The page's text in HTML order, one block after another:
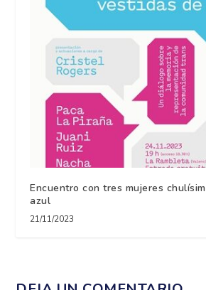
Encuentro con tres mujeres
azul
21/11/2023